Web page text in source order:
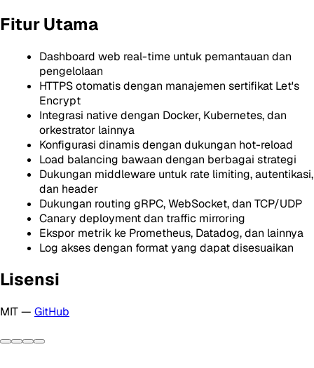
Fitur Utama
Dashboard web real-time untuk pemantauan dan
pengelolaan
HTTPS otomatis dengan manajemen sertifikat Let's
Encrypt
Integrasi native dengan Docker, Kubernetes, dan
orkestrator lainnya
Konfigurasi dinamis dengan dukungan hot-reload
Load balancing bawaan dengan berbagai strategi
Dukungan middleware untuk rate limiting, autentikasi,
dan header
Dukungan routing gRPC, WebSocket, dan TCP/UDP
Canary deployment dan traffic mirroring
Ekspor metrik ke Prometheus, Datadog, dan lainnya
Log akses dengan format yang dapat disesuaikan
Lisensi
MIT — GitHub